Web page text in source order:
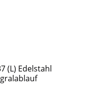
(L) Edelstahl